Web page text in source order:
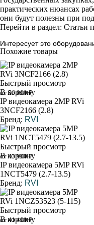
практических нюансах
они будут полезны при
Перейти в раздел: Статьи
Интересует это
Похожие товары
Быстрый просмотр
В корзину
от 56 000 ₽
IP видеокамера 2MP RVi
3NCF2166 (2.8)
Бренд: RVI
Быстрый просмотр
В корзину
от 43 900 ₽
IP видеокамера 5MP RVi
1NCT5479 (2.7-13.5)
Бренд: RVI
Быстрый просмотр
В корзину
от 41 400 ₽